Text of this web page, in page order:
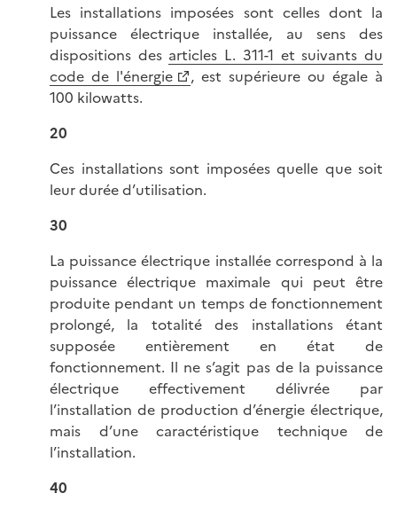
Les installations imposées sont celles dont la
puissance électrique installée, au sens des
dispositions des articles L. 311-1 et suivants du
code de l'énergie
, est supérieure ou égale à
100 kilowatts.
20
Ces installations sont imposées quelle que soit
leur durée d’utilisation.
30
La puissance électrique installée correspond à la
puissance électrique maximale qui peut être
produite pendant un temps de fonctionnement
prolongé, la totalité des installations étant
supposée entièrement en état de
fonctionnement. Il ne s’agit pas de la puissance
électrique effectivement délivrée par
l’installation de production d’énergie électrique,
mais d’une caractéristique technique de
l’installation.
40